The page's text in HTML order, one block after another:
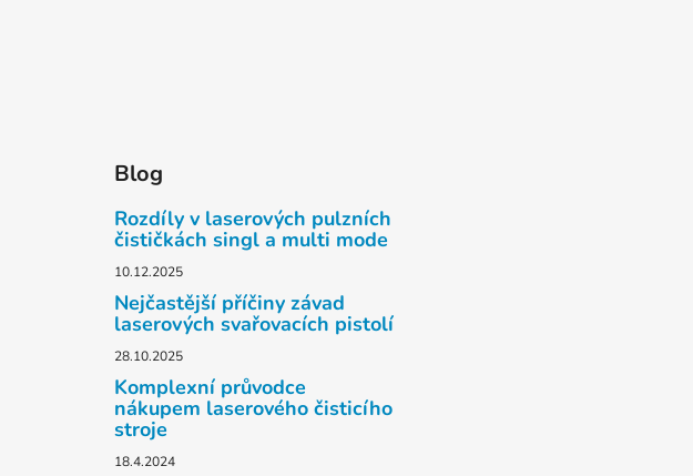
Blog
Rozdíly v laserových pulzních
čističkách singl a multi mode
10.12.2025
Nejčastější příčiny závad
laserových svařovacích pistolí
28.10.2025
Komplexní průvodce
nákupem laserového čisticího
stroje
18.4.2024